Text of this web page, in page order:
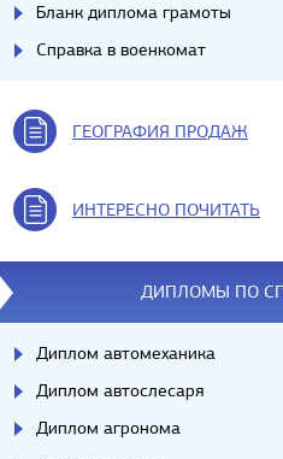
Бланк диплома грамоты
Справка в военкомат
ГЕОГРАФИЯ ПРОДАЖ
ИНТЕРЕСНО ПОЧИТАТЬ
ДИПЛОМЫ ПО
Диплом автомеханика
Диплом автослесаря
Диплом агронома